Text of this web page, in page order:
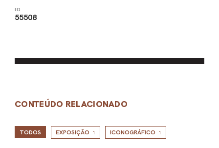
ID
55508
CONTEÚDO RELACIONADO
TODOS EXPOSIÇÃO 1 ICONOGRÁFICO 1